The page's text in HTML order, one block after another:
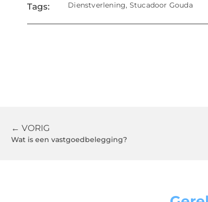
Tags: Dienstverlening, Stucadoor Gouda
← VORIG
Wat is een vastgoedbelegging?